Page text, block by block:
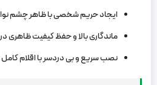
ایجاد حریم شخصی با ظاهر چشم
ماندگاری بالا و حفظ کیفیت ظاهری
نصب سریع و بی‌ دردسر با اقلام کامل